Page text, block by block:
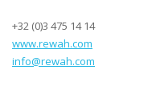
+32 (0)3 475 14 14
www.rewah.com
info@rewah.com